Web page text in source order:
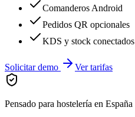
Comanderos Android
Pedidos QR opcionales
KDS y stock conectados
Solicitar demo Ver tarifas
Pensado para hostelería en España